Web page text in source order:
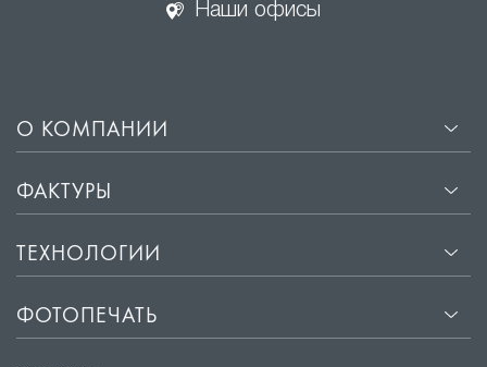
Наши офисы
О КОМПАНИИ
ФАКТУРЫ
ТЕХНОЛОГИИ
ФОТОПЕЧАТЬ